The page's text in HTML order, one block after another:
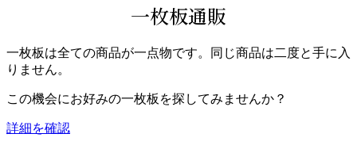
一枚板通販
一枚板は全ての商品が一点物です。同じ商品は二度と手に入
りません。
この機会にお好みの一枚板を探してみませんか？
詳細を確認